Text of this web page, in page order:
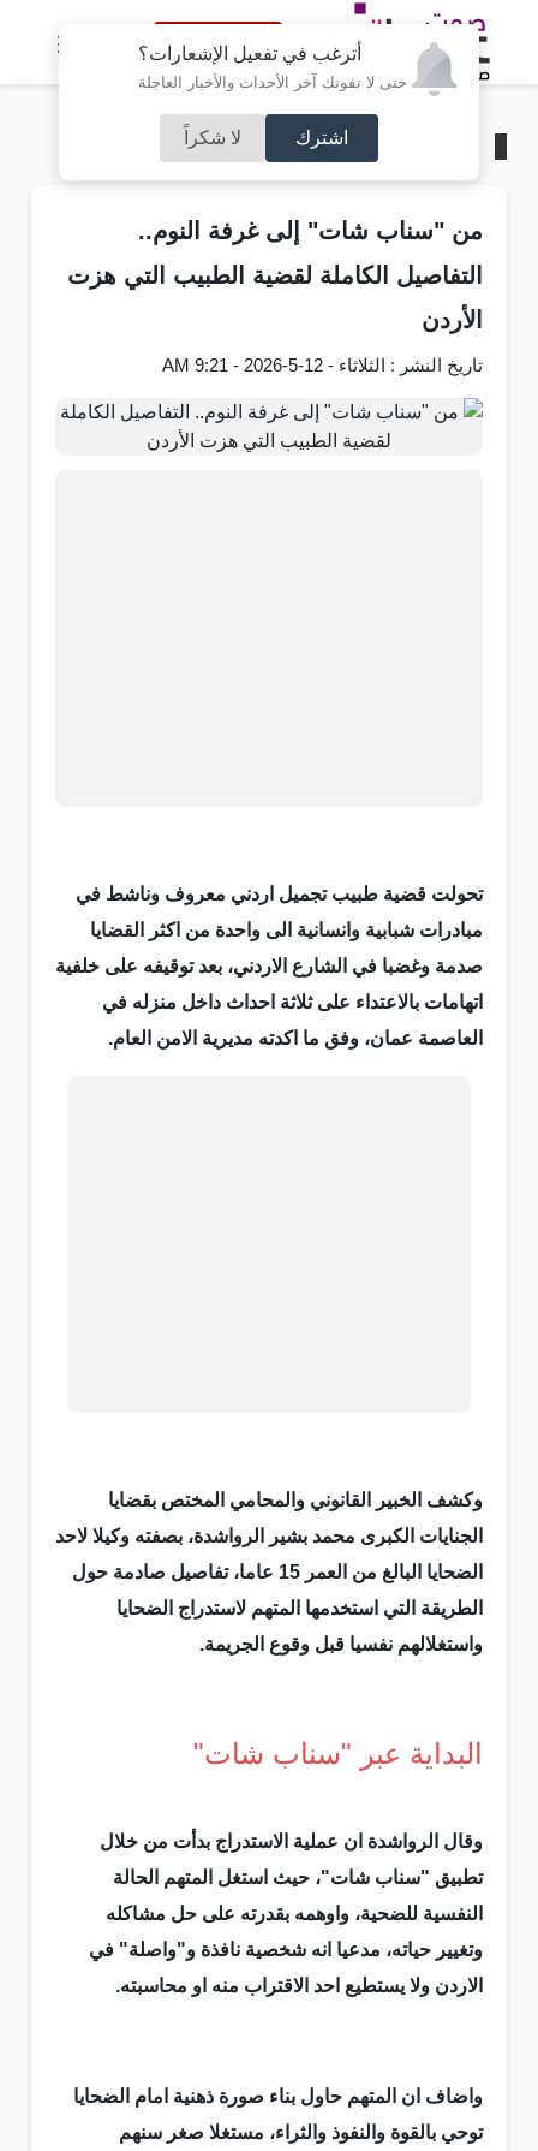
أترغب في تفعيل الإشعارات؟
حتى لا تفوتك آخر الأحداث والأخبار العاجلة
اشترك لا شكراً
النسخة الكاملة
محليات
من "سناب شات" إلى غرفة النوم..
التفاصيل الكاملة لقضية الطبيب التي هزت
الأردن
تاريخ النشر : الثلاثاء - 12-5-2026 - 9:21 AM
تحولت قضية طبيب تجميل اردني معروف وناشط في
مبادرات شبابية وانسانية الى واحدة من اكثر القضايا
صدمة وغضبا في الشارع الاردني، بعد توقيفه على خلفية
اتهامات بالاعتداء على ثلاثة احداث داخل منزله في
العاصمة عمان، وفق ما اكدته مديرية الامن العام.
وكشف الخبير القانوني والمحامي المختص بقضايا
الجنايات الكبرى محمد بشير الرواشدة، بصفته وكيلا لاحد
الضحايا البالغ من العمر 15 عاما، تفاصيل صادمة حول
الطريقة التي استخدمها المتهم لاستدراج الضحايا
واستغلالهم نفسيا قبل وقوع الجريمة.
البداية عبر "سناب شات"
وقال الرواشدة ان عملية الاستدراج بدأت من خلال
تطبيق "سناب شات"، حيث استغل المتهم الحالة
النفسية للضحية، واوهمه بقدرته على حل مشاكله
وتغيير حياته، مدعيا انه شخصية نافذة و"واصلة" في
الاردن ولا يستطيع احد الاقتراب منه او محاسبته.
واضاف ان المتهم حاول بناء صورة ذهنية امام الضحايا
توحي بالقوة والنفوذ والثراء، مستغلا صغر سنهم